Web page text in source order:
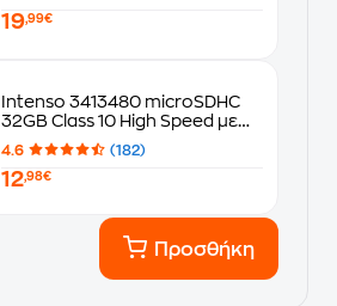
19,99€
Intenso 3413480 microSDHC
32GB Class 10 High Speed με
αντάπτορα
4.6 (182)
12,98€
Προσθήκη